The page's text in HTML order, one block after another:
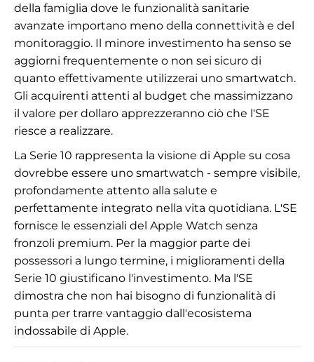
della famiglia dove le funzionalità sanitarie
avanzate importano meno della connettività e del
monitoraggio. Il minore investimento ha senso se
aggiorni frequentemente o non sei sicuro di
quanto effettivamente utilizzerai uno smartwatch.
Gli acquirenti attenti al budget che massimizzano
il valore per dollaro apprezzeranno ciò che l'SE
riesce a realizzare.
La Serie 10 rappresenta la visione di Apple su cosa
dovrebbe essere uno smartwatch - sempre visibile,
profondamente attento alla salute e
perfettamente integrato nella vita quotidiana. L'SE
fornisce le essenziali del Apple Watch senza
fronzoli premium. Per la maggior parte dei
possessori a lungo termine, i miglioramenti della
Serie 10 giustificano l'investimento. Ma l'SE
dimostra che non hai bisogno di funzionalità di
punta per trarre vantaggio dall'ecosistema
indossabile di Apple.